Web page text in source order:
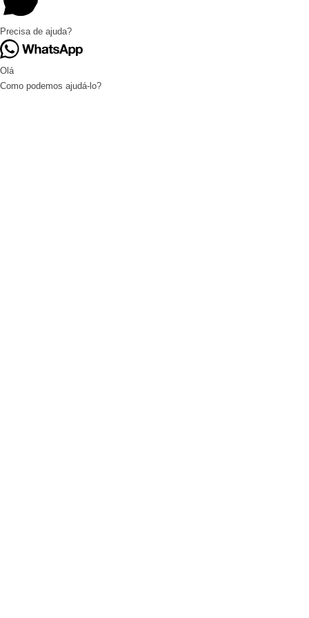
Precisa de ajuda?
Olá
Como podemos ajudá-lo?